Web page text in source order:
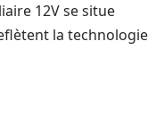
12V se situe
la technologie